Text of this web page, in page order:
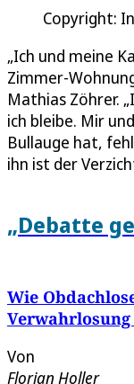
Copyright:
„Ich und meine
Zimmer-
Mathias Zöhrer.
ich bleibe. Mir
Bullauge hat,
ihn ist der
„Debatte
Wie
Von
Florian Holler